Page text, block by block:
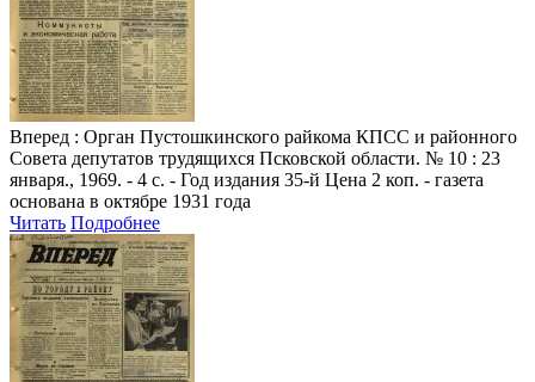
Вперед : Орган Пустошкинского райкома КПСС и районного
Совета депутатов трудящихся Псковской области. № 10 : 23
января., 1969. - 4 с. - Год издания 35-й Цена 2 коп. - газета
основана в октябре 1931 года
Читать Подробнее